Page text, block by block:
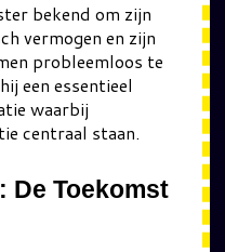
bekend om zijn
vermogen en zijn
probleemloos te
een essentieel
waarbij
centraal staan.
De Toekomst